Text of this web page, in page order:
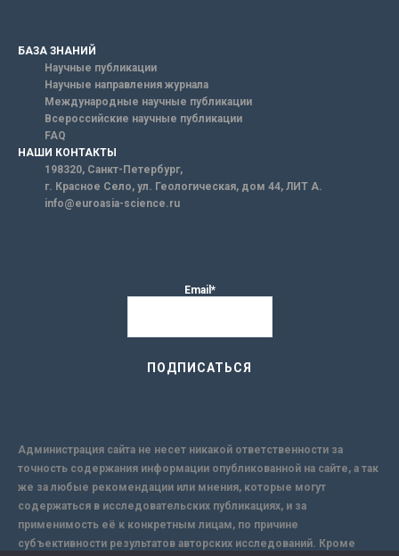
БАЗА ЗНАНИЙ
Научные публикации
Научные направления журнала
Международные научные публикации
Всероссийские научные публикации
FAQ
НАШИ КОНТАКТЫ
198320, Санкт-Петербург,
г. Красное Село, ул. Геологическая, дом 44, ЛИТ А.
info@euroasia-science.ru
Email*
Администрация сайта не несет никакой ответственности за
точность содержания информации опубликованной на сайте, а так
же за любые рекомендации или мнения, которые могут
содержаться в исследовательских публикациях, и за
применимость её к конкретным лицам, по причине
субъективности результатов авторских исследований. Кроме